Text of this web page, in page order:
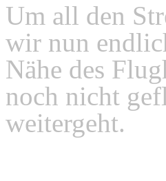
Um all den
wir nun
Nähe des
noch nicht
weitergeht.